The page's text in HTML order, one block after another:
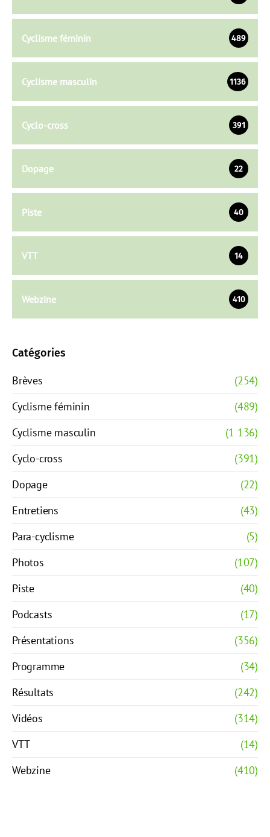
Cyclisme féminin 489
Cyclisme masculin 1136
Cyclo-cross 391
Dopage 22
Piste 40
VTT 14
Webzine 410
Catégories
Brèves
(254)
Cyclisme féminin
(489)
Cyclisme masculin
(1 136)
Cyclo-cross
(391)
Dopage
(22)
Entretiens
(43)
Para-cyclisme
(5)
Photos
(107)
Piste
(40)
Podcasts
(17)
Présentations
(356)
Programme
(34)
Résultats
(242)
Vidéos
(314)
VTT
(14)
Webzine
(410)